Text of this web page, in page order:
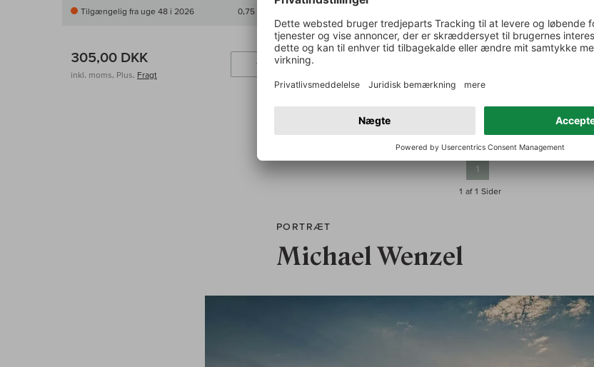
Tilgængelig fra uge 48 i 2026 0,75 l
305,00 DKK
inkl. moms, Plus. Fragt
Læg i kurv
1 - 7 af 7 Produkter
1
1 af 1 Sider
PORTRÆT
Michael Wenzel